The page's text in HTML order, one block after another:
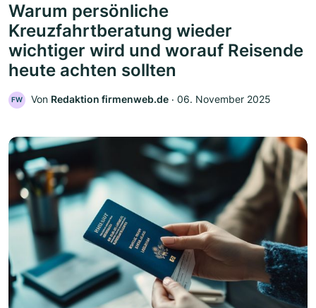
Warum persönliche
Kreuzfahrtberatung wieder
wichtiger wird und worauf Reisende
heute achten sollten
FW Von Redaktion firmenweb.de ‧ 06. November 2025